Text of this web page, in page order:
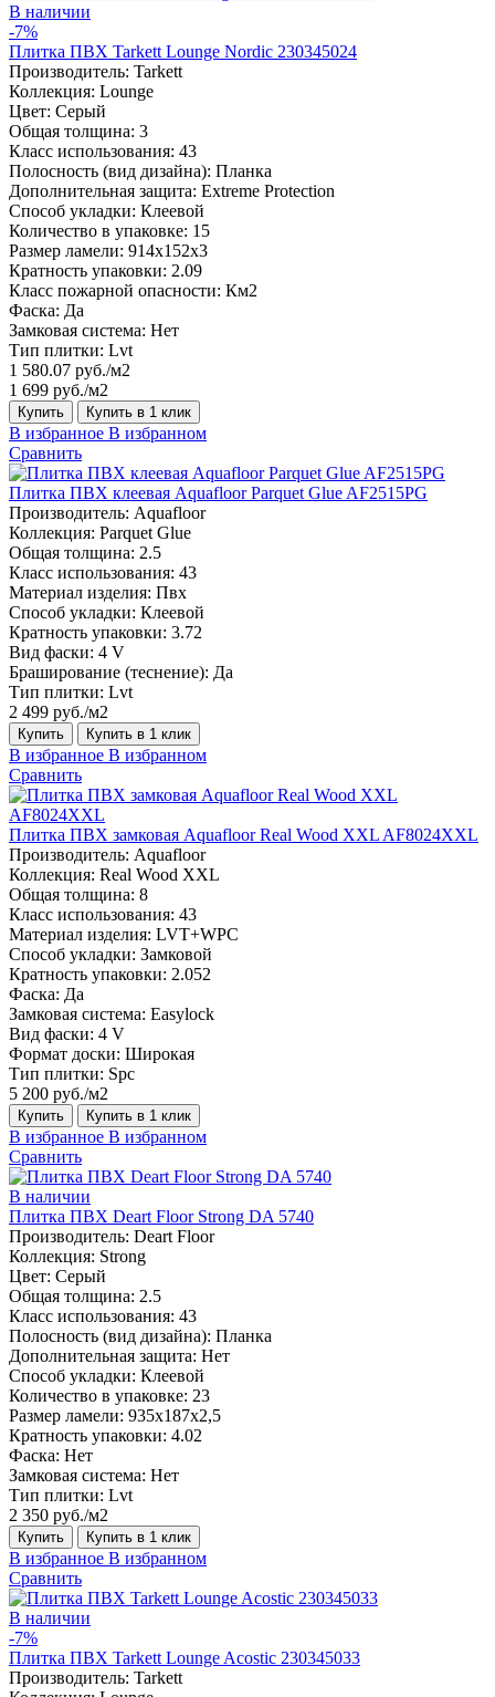
В наличии
-7%
Плитка ПВХ Tarkett Lounge Nordic 230345024
Производитель: Tarkett
Коллекция: Lounge
Цвет: Серый
Общая толщина: 3
Класс использования: 43
Полосность (вид дизайна): Планка
Дополнительная защита: Extreme Protection
Способ укладки: Клеевой
Количество в упаковке: 15
Размер ламели: 914x152x3
Кратность упаковки: 2.09
Класс пожарной опасности: Км2
Фаска: Да
Замковая система: Нет
Тип плитки: Lvt
1 580.07 руб./м2
1 699 руб./м2
Купить Купить в 1 клик
В избранное В избранном
Сравнить
Плитка ПВХ клеевая Aquafloor Parquet Glue AF2515PG
Производитель: Aquafloor
Коллекция: Parquet Glue
Общая толщина: 2.5
Класс использования: 43
Материал изделия: Пвх
Способ укладки: Клеевой
Кратность упаковки: 3.72
Вид фаски: 4 V
Браширование (теснение): Да
Тип плитки: Lvt
2 499 руб./м2
Купить Купить в 1 клик
В избранное В избранном
Сравнить
Плитка ПВХ замковая Aquafloor Real Wood XXL AF8024XXL
Производитель: Aquafloor
Коллекция: Real Wood XXL
Общая толщина: 8
Класс использования: 43
Материал изделия: LVT+WPC
Способ укладки: Замковой
Кратность упаковки: 2.052
Фаска: Да
Замковая система: Easylock
Вид фаски: 4 V
Формат доски: Широкая
Тип плитки: Spc
5 200 руб./м2
Купить Купить в 1 клик
В избранное В избранном
Сравнить
В наличии
Плитка ПВХ Deart Floor Strong DA 5740
Производитель: Deart Floor
Коллекция: Strong
Цвет: Серый
Общая толщина: 2.5
Класс использования: 43
Полосность (вид дизайна): Планка
Дополнительная защита: Нет
Способ укладки: Клеевой
Количество в упаковке: 23
Размер ламели: 935х187х2,5
Кратность упаковки: 4.02
Фаска: Нет
Замковая система: Нет
Тип плитки: Lvt
2 350 руб./м2
Купить Купить в 1 клик
В избранное В избранном
Сравнить
В наличии
-7%
Плитка ПВХ Tarkett Lounge Acostic 230345033
Производитель: Tarkett